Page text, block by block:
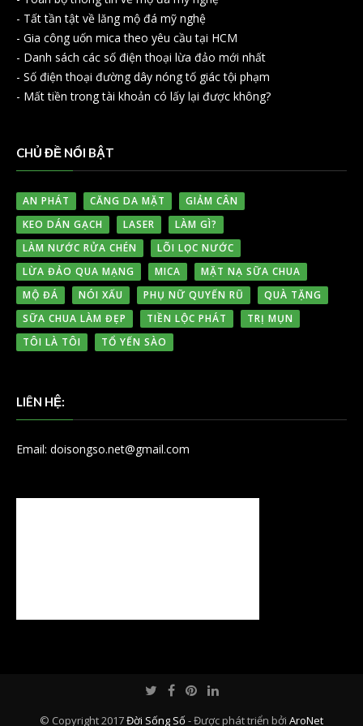
- Tất tần tật về lăng mộ đá mỹ nghệ
- Gia công uốn mica theo yêu cầu tại HCM
- Danh sách các số điện thoại lừa đảo mới nhất
- Số điện thoại đường dây nóng tố giác tội phạm
- Mất tiền trong tài khoản có lấy lại được không?
CHỦ ĐỀ NỔI BẬT
AN PHÁT CĂNG DA MẶT
GIẢM CÂN
KEO DÁN GẠCH
LASER
LÀM GÌ?
LÀM NƯỚC RỬA CHÉN
LÕI LỌC NƯỚC
LỪA ĐẢO QUA MẠNG
MICA
MẶT NẠ SỮA CHUA
MỘ ĐÁ
NÓI XẤU PHỤ NỮ QUYẾN RŨ
QUÀ TẶNG
SỮA CHUA LÀM ĐẸP
TIỀN LỘC PHÁT
TRỊ MỤN
TÔI LÀ TÔI
TỔ YẾN SÀO
LIÊN HỆ:
Email: doisongso.net@gmail.com
© Copyright 2017Đời Sống Số - Được phát triển bởi AroNet